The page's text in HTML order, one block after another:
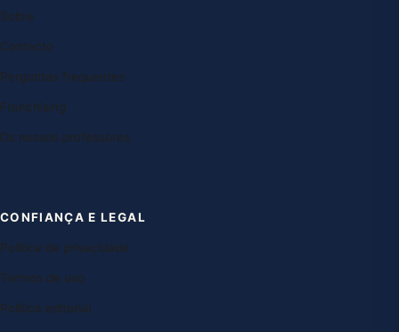
Sobre
Contacto
Perguntas frequentes
Franchising
Os nossos professores
CONFIANÇA E LEGAL
Política de privacidade
Termos de uso
Política editorial